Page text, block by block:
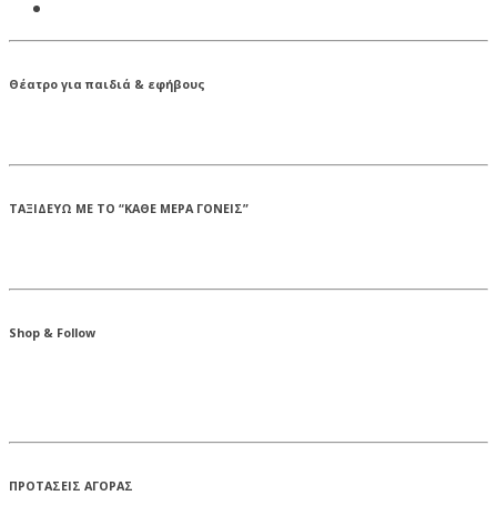
Θέατρο για παιδιά & εφήβους
ΤΑΞΙΔΕΥΩ ΜΕ ΤΟ “ΚΑΘΕ ΜΕΡΑ ΓΟΝΕΙΣ”
Shop & Follow
ΠΡΟΤΑΣΕΙΣ ΑΓΟΡΑΣ